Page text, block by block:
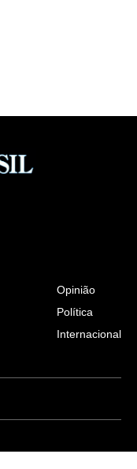
Opinião
Política
Internacional